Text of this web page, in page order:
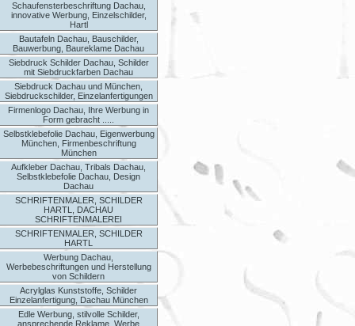
Schaufensterbeschriftung Dachau,
innovative Werbung, Einzelschilder,
Hartl
Bautafeln Dachau, Bauschilder,
Bauwerbung, Baureklame Dachau
Siebdruck Schilder Dachau, Schilder
mit Siebdruckfarben Dachau
Siebdruck Dachau und München,
Siebdruckschilder, Einzelanfertigungen
Firmenlogo Dachau, Ihre Werbung in
Form gebracht .....
Selbstklebefolie Dachau, Eigenwerbung
München, Firmenbeschriftung
München
Aufkleber Dachau, Tribals Dachau,
Selbstklebefolie Dachau, Design
Dachau
SCHRIFTENMALER, SCHILDER
HARTL, DACHAU
SCHRIFTENMALEREI
SCHRIFTENMALER, SCHILDER
HARTL
Werbung Dachau,
Werbebeschriftungen und Herstellung
von Schildern
Acrylglas Kunststoffe, Schilder
Einzelanfertigung, Dachau München
Edle Werbung, stilvolle Schilder,
ansprechende Reklame, Werbe